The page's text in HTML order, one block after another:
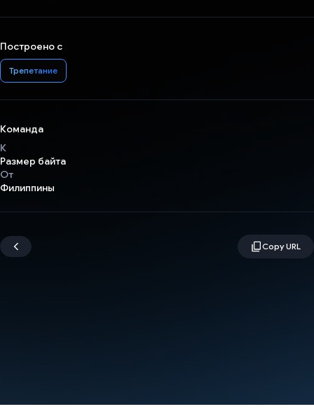
Построено с
Трепетание
Команда
К
Размер байта
От
Филиппины